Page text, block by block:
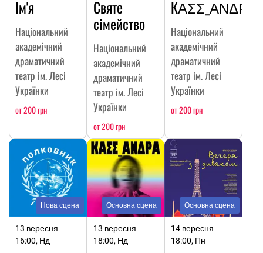
Ім'я
Національний
академічний
драматичний
театр ім. Лесі
Українки
от 200 грн
Святе
сімейство
Національний
академічний
драматичний
театр ім. Лесі
Українки
от 200 грн
КΑΣΣ_ΑΝΔΡΑ
Національний
академічний
драматичний
театр ім. Лесі
Українки
от 200 грн
Нова сцена
13 вересня
16:00, Нд
Основна сцена
13 вересня
18:00, Нд
Основна сцена
14 вересня
18:00, Пн